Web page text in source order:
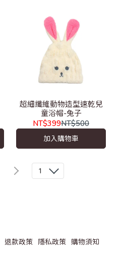
超細纖維動物造型速乾兒
童浴帽-兔子
NT$399NT$500
加入購物車
1
退款政策 隱私政策
購物須知